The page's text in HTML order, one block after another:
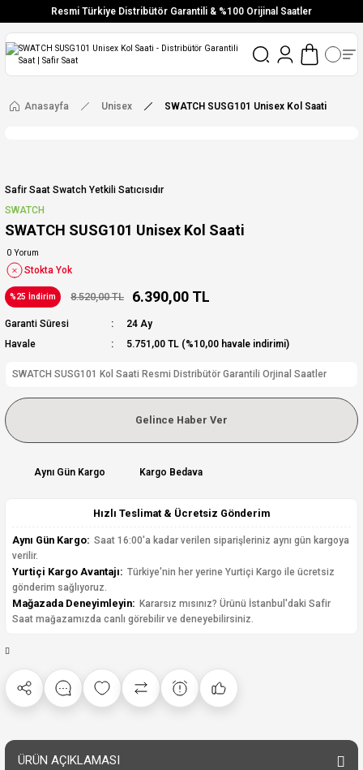
Resmi Türkiye Distribütör Garantili & %100 Orijinal Saatler
Vade Farksız 6 Taksit
Ücretsiz Kargo
Anasayfa Unisex SWATCH SUSG101 Unisex Kol Saati
Safir Saat Swatch Yetkili Satıcısıdır
SWATCH
SWATCH SUSG101 Unisex Kol Saati
0 Yorum
Stokta Yok
%25 İndirim 8.520,00 TL 6.390,00 TL
Garanti Süresi
24 Ay
Havale
5.751,00 TL (%10,00 havale indirimi)
SWATCH SUSG101 Kol Saati Resmi Distribütör Garantili Orjinal Saatler
Gelince Haber Ver
Aynı Gün Kargo Kargo Bedava
Hızlı Teslimat & Ücretsiz Gönderim
Aynı Gün Kargo: Saat 16:00'a kadar verilen siparişleriniz aynı gün kargoya
verilir.
Yurtiçi Kargo Avantajı: Türkiye'nin her yerine Yurtiçi Kargo ile ücretsiz
gönderim sağlıyoruz.
Mağazada Deneyimleyin: Kararsız mısınız? Ürünü İstanbul'daki Safir
Saat mağazamızda canlı görebilir ve deneyebilirsiniz.
ÜRÜN AÇIKLAMASI